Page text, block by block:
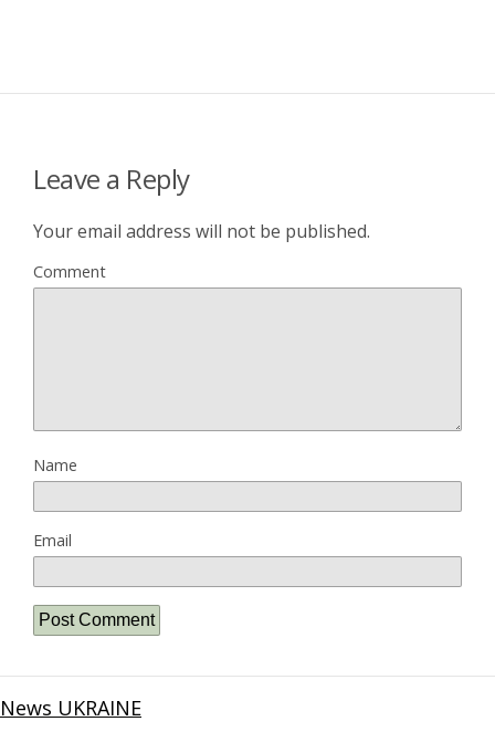
Leave a Reply
Your email address will not be published.
Comment
Name
Email
News UKRAINE